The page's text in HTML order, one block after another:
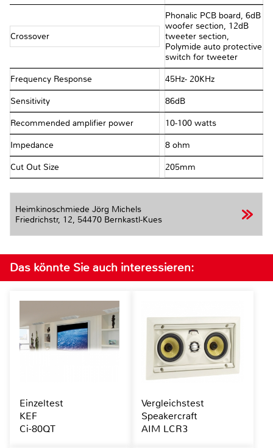
Crossover
Phonalic PCB board, 6dB
woofer section, 12dB
tweeter section,
Polymide auto protective
switch for tweeter
Frequency Response 45Hz- 20KHz
Sensitivity 86dB
Recommended amplifier power 10-100 watts
Impedance 8 ohm
Cut Out Size 205mm
Heimkinoschmiede Jörg Michels
Friedrichstr, 12, 54470 Bernkastl-Kues
Das könnte Sie auch interessieren:
Einzeltest
KEF
Ci-80QT
Vergleichstest
Speakercraft
AIM LCR3